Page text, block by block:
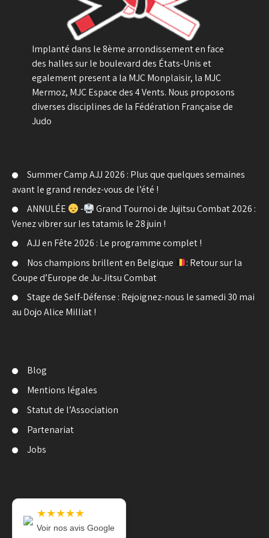
Implanté dans le 8ème arrondissement en face
des halles sur le boulevard des États-Unis et
egalement present a la MJC Monplaisir, la MJC
Mermoz, MJC Espace des 4 Vents. Nous proposons
diverses disciplines de la Fédération Française de
Judo
Summer Camp AJJ 2026 : Plus que quelques semaines
avant le grand rendez-vous de l’été !
ANNULÉE
-
Grand Tournoi de Jujitsu Combat 2026 :
Venez vibrer sur les tatamis le 28 juin !
AJJ en Fête 2026 : Le programme complet !
Nos champions brillent en Belgique
: Retour sur la
Coupe d’Europe de Ju-Jitsu Combat
Stage de Self-Défense : Rejoignez-nous le samedi 30 mai
au Dojo Alice Milliat !
Blog
Mentions légales
Statut de l’Association
Partenariat
Jobs
★★★★★
Voir nos avis Google